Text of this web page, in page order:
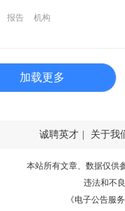
这两家大投行！
报告 机构
加载更多
诚聘英才 关于我
本站所有文章、数据仅供
违法和不
《电子公告服务